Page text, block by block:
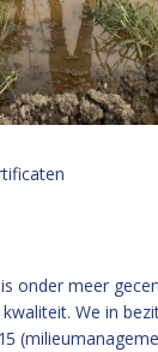
onder meer
We in